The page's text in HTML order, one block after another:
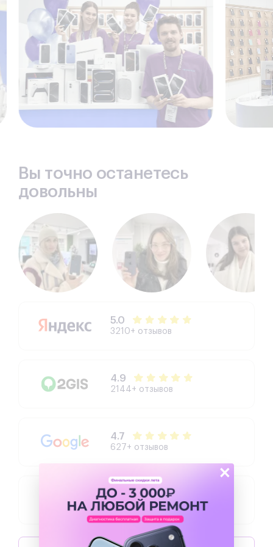
Вы точно останетесь
довольны
5.0
3210+ отзывов
4.9
2144+ отзывов
4.7
627+ отзывов
4.3
504+ отзывов
×